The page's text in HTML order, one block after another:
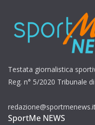
Testata giornalistica
Reg. n° 5/2020 Tribunale
SportMe NEWS